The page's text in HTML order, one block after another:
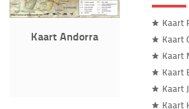
Kaart Andorra
Kaart
Kaart
Kaart
Kaart
Kaart
Kaart